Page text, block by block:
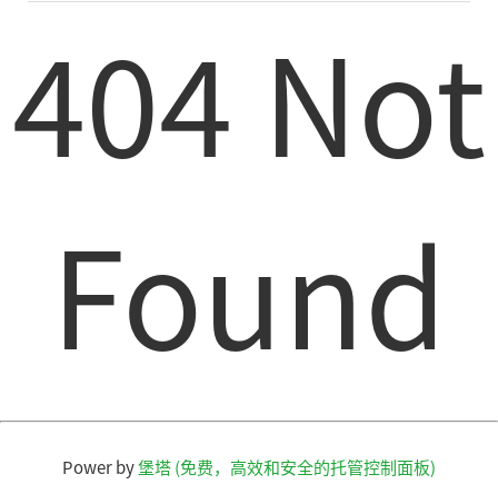
404 Not
Found
Power by堡塔 (免费，高效和安全的托管控制面板)